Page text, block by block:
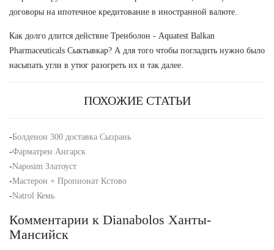
договоры на ипотечное кредитование в иностранной валюте.
Как долго длится действие Тренболон - Aquatest Balkan
Pharmaceuticals Сыктывкар? А для того чтобы погладить нужно было
насыпать угли в утюг разогреть их и так далее.
ПОХОЖИЕ СТАТЬИ
-Болденон 300 доставка Сызрань
-Фарматрен Ангарск
-Naposim Златоуст
-Мастерон + Пропионат Кстово
-Natrol Кемь
Комментарии к Dianabolos Ханты-
Мансийск